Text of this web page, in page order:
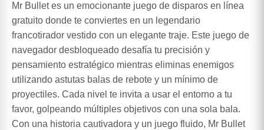
Mr Bullet es un emocionante juego de disparos en línea
gratuito donde te conviertes en un legendario
francotirador vestido con un elegante traje. Este juego de
navegador desbloqueado desafía tu precisión y
pensamiento estratégico mientras eliminas enemigos
utilizando astutas balas de rebote y un mínimo de
proyectiles. Cada nivel te invita a usar el entorno a tu
favor, golpeando múltiples objetivos con una sola bala.
Con una historia cautivadora y un juego fluido, Mr Bullet